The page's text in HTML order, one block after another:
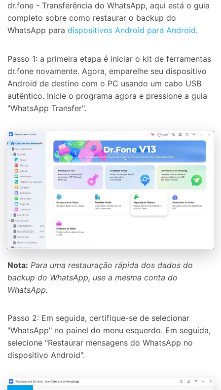
dr.fone - Transferência do WhatsApp, aqui está o guia
completo sobre como restaurar o backup do
WhatsApp para dispositivos Android para Android.
Passo 1: a primeira etapa é iniciar o kit de ferramentas
dr.fone novamente. Agora, emparelhe seu dispositivo
Android de destino com o PC usando um cabo USB
autêntico. Inicie o programa agora e pressione a guia
"WhatsApp Transfer".
Nota: Para uma restauração rápida dos dados do
backup do WhatsApp, use a mesma conta do
WhatsApp.
Passo 2: Em seguida, certifique-se de selecionar
"WhatsApp" no painel do menu esquerdo. Em seguida,
selecione "Restaurar mensagens do WhatsApp no
dispositivo Android".